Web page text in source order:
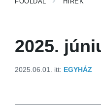
2025.
2025.06.01. itt: EGYHÁZ